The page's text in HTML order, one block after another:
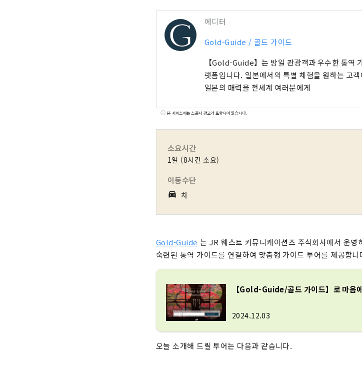
에디터
Gold-Guide / 골드 가이드
【Gold-Guide】는 방일 관광객과 우수한 통역
랫폼입니다. 일본에서의 특별 체험을 원하는 고
일본의 매력을 전세계 여러분에게
본 서비스에는 스폰서 광고가 포함되어 있습니다.
소요시간
1일 (8시간 소요)
이동수단
directions_car_filled 차
Gold-Guide 는 JR 웨스트 커뮤니케이션즈 주식회사에서 운
숙련된 통역 가이드를 연결하여 맞춤형 가이드 투어를 제공합니
【Gold-Guide/골드 가이드】로 마음
2024.12.03
오늘 소개해 드릴 투어는 다음과 같습니다.